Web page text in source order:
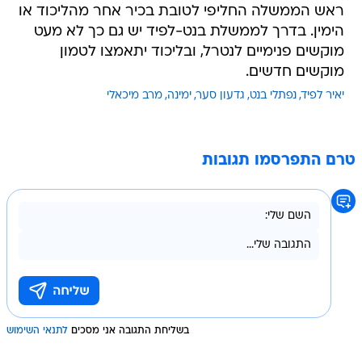
ראש הממשלה החליפי לטובת בכיר אחר מהליכוד או
הימין. בדרך לממשלת בנט-לפיד יש גם כך לא מעט
מוקשים פנימיים לנטרל, ובליכוד יתאמצו לטמון
מוקשים חדשים.
יאיר לפיד נפתלי בנט גדעון סער ימינה מרב מיכאלי
טרם התפרסמו תגובות
בשליחת התגובה אני מסכים לתנאי השימוש